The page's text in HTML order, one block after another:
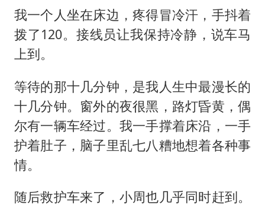
我一个人坐在床边，疼得冒冷汗，手抖着
拨了120。接线员让我保持冷静，说车马
上到。
等待的那十几分钟，是我人生中最漫长的
十几分钟。窗外的夜很黑，路灯昏黄，偶
尔有一辆车经过。我一手撑着床沿，一手
护着肚子，脑子里乱七八糟地想着各种事
情。
随后救护车来了，小周也几乎同时赶到。